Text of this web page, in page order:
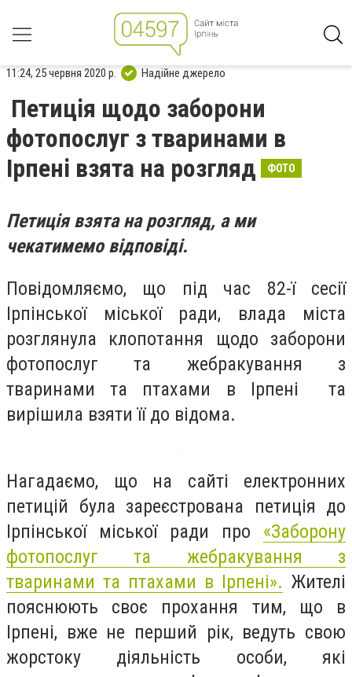
11:24, 25 червня 2020 р. Надійне джерело
Петиція щодо заборони
фотопослуг з тваринами в
Ірпені взята на розгляд
ФОТО
Петиція взята на розгляд, а ми
чекатимемо відповіді.
Повідомляємо, що під час 82-ї сесії
Ірпінської міської ради, влада міста
розглянула клопотання щодо заборони
фотопослуг та жебракування з
тваринами та птахами в Ірпені та
вирішила взяти її до відома.
Нагадаємо, що на сайті електронних
петицій була зареєстрована петиція до
Ірпінської міської ради про «Заборону
фотопослуг та жебракування з
тваринами та птахами в Ірпені». Жителі
пояснюють своє прохання тим, що в
Ірпені, вже не перший рік, ведуть свою
жорстоку діяльність особи, які